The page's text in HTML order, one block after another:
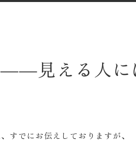
見える人に
すでにお伝えしておりますが、